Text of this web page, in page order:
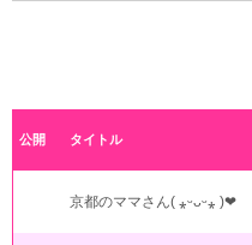
公開 タイトル
京都のママさん( ⁎ᵕᴗᵕ⁎ )❤︎